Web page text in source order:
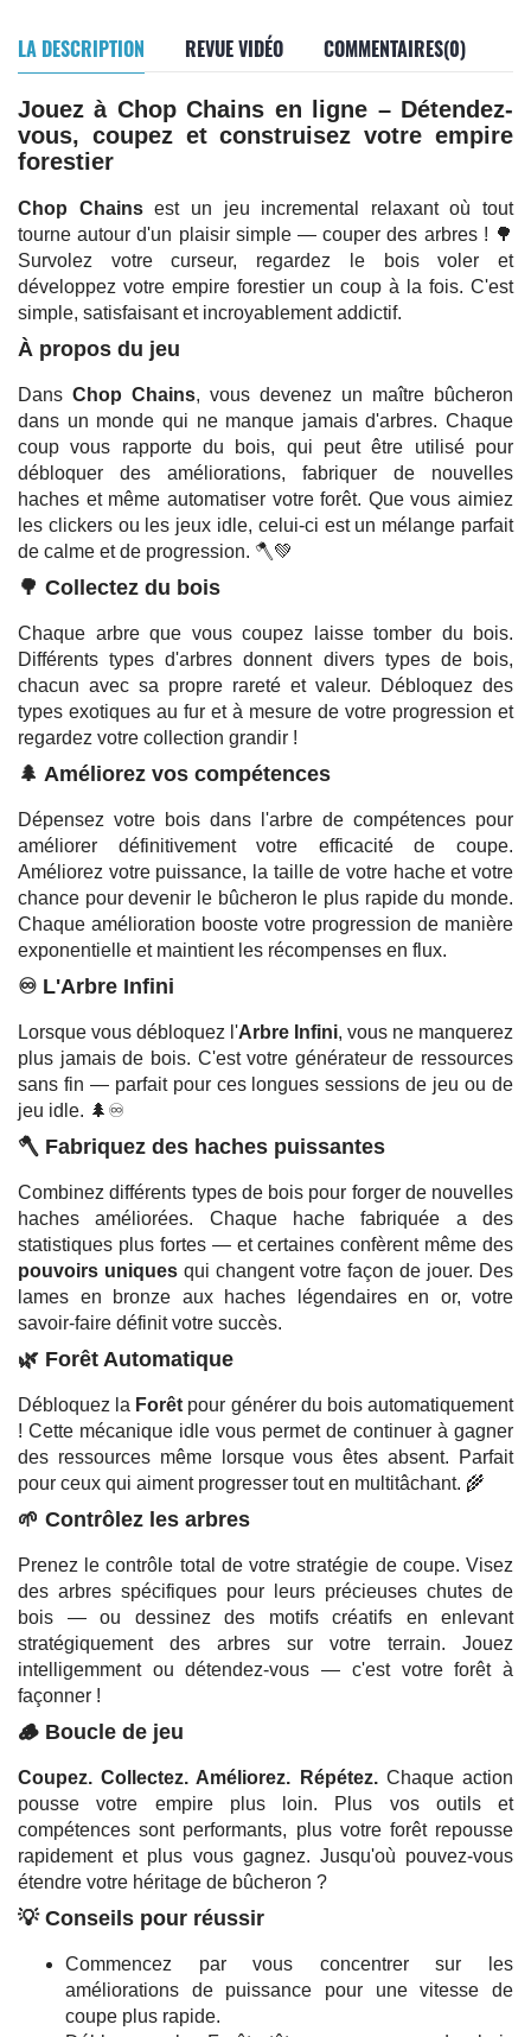
LA DESCRIPTION REVUE VIDÉO COMMENTAIRES(0)
Jouez à Chop Chains en ligne – Détendez-
vous, coupez et construisez votre empire
forestier
Chop Chainsest un jeu incremental relaxant où tout
tourne autour d'un plaisir simple — couper des arbres ! 🌳
Survolez votre curseur, regardez le bois voler et
développez votre empire forestier un coup à la fois. C'est
simple, satisfaisant et incroyablement addictif.
À propos du jeu
Dans Chop Chains, vous devenez un maître bûcheron
dans un monde qui ne manque jamais d'arbres. Chaque
coup vous rapporte du bois, qui peut être utilisé pour
débloquer des améliorations, fabriquer de nouvelles
haches et même automatiser votre forêt. Que vous aimiez
les clickers ou les jeux idle, celui-ci est un mélange parfait
de calme et de progression. 🪓💚
🌳 Collectez du bois
Chaque arbre que vous coupez laisse tomber du bois.
Différents types d'arbres donnent divers types de bois,
chacun avec sa propre rareté et valeur. Débloquez des
types exotiques au fur et à mesure de votre progression et
regardez votre collection grandir !
🌲 Améliorez vos compétences
Dépensez votre bois dans l'arbre de compétences pour
améliorer définitivement votre efficacité de coupe.
Améliorez votre puissance, la taille de votre hache et votre
chance pour devenir le bûcheron le plus rapide du monde.
Chaque amélioration booste votre progression de manière
exponentielle et maintient les récompenses en flux.
♾️ L'Arbre Infini
Lorsque vous débloquez l'Arbre Infini, vous ne manquerez
plus jamais de bois. C'est votre générateur de ressources
sans fin — parfait pour ces longues sessions de jeu ou de
jeu idle. 🌲♾️
🪓 Fabriquez des haches puissantes
Combinez différents types de bois pour forger de nouvelles
haches améliorées. Chaque hache fabriquée a des
statistiques plus fortes — et certaines confèrent même des
pouvoirs uniques qui changent votre façon de jouer. Des
lames en bronze aux haches légendaires en or, votre
savoir-faire définit votre succès.
🌿 Forêt Automatique
Débloquez la Forêt pour générer du bois automatiquement
! Cette mécanique idle vous permet de continuer à gagner
des ressources même lorsque vous êtes absent. Parfait
pour ceux qui aiment progresser tout en multitâchant. 🌾
🌱 Contrôlez les arbres
Prenez le contrôle total de votre stratégie de coupe. Visez
des arbres spécifiques pour leurs précieuses chutes de
bois — ou dessinez des motifs créatifs en enlevant
stratégiquement des arbres sur votre terrain. Jouez
intelligemment ou détendez-vous — c'est votre forêt à
façonner !
🪵 Boucle de jeu
Coupez. Collectez. Améliorez. Répétez.Chaque action
pousse votre empire plus loin. Plus vos outils et
compétences sont performants, plus votre forêt repousse
rapidement et plus vous gagnez. Jusqu'où pouvez-vous
étendre votre héritage de bûcheron ?
💡 Conseils pour réussir
Commencez par vous concentrer sur les
améliorations de puissance pour une vitesse de
coupe plus rapide.